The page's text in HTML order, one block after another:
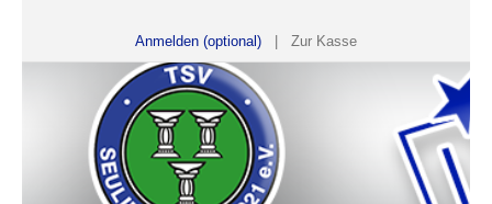
Anmelden (optional) Zur Kasse